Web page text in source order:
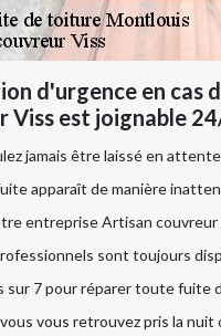
d'urgence en cas
Viss est joignable
jamais être laissé en
apparaît de manière
entreprise Artisan couvreur
sont toujours
sur 7 pour réparer toute fuite
vous retrouvez pris la